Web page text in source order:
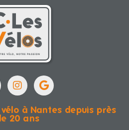
à Nantes depuis près
20 ans